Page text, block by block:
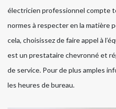
électricien professionnel compte
normes à respecter en la matière
cela, choisissez de faire appel à
est un prestataire chevronné et
de service. Pour de plus amples
les heures de bureau.